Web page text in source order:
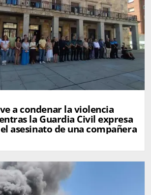
a condenar la violencia
la Guardia Civil expresa
asesinato de una compañera